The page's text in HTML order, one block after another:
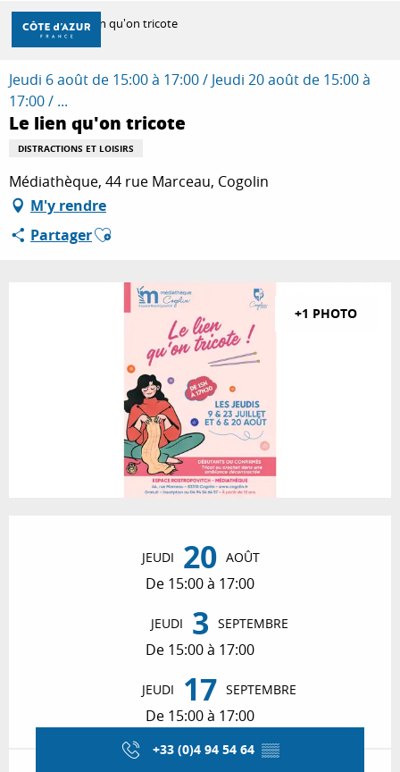
Aller
contenu
principal
DÉCOUVRIR
À FAIRE
SÉJOURNER
Accueil Le lien qu'on tricote
Jeudi 6 août de 15:00 à 17:00 / Jeudi 20 août de 15:00 à
17:00 / ...
Le lien qu'on tricote
DISTRACTIONS ET LOISIRS
Médiathèque, 44 rue Marceau, Cogolin
M'y rendre
PartagerAjouter aux favoris
+1 PHOTO
JEUDI 20 AOÛT
De 15:00 à 17:00
JEUDI 3 SEPTEMBRE
De 15:00 à 17:00
JEUDI 17 SEPTEMBRE
De 15:00 à 17:00
+33 (0)4 94 54 64 ▒▒